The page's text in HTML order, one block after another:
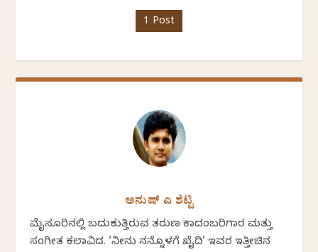
1 Post
ಅನುಷ್ ಎ ಶೆಟ್ಟಿ
ಮೈಸೂರಿನಲ್ಲಿ ಬದುಕುತ್ತಿರುವ ತರುಣ ಕಾದಂಬರಿಗಾರ ಮತ್ತು
ಸಂಗೀತ ಕಲಾವಿದ. ‘ನೀನು ನನ್ನೊಳಗೆ ಖೈದಿ’ ಇವರ ಇತ್ತೀಚಿನ